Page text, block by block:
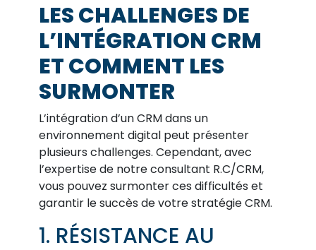
LES CHALLENGES DE
L’INTÉGRATION CRM
ET COMMENT LES
SURMONTER
L’intégration d’un CRM dans un
environnement digital peut présenter
plusieurs challenges. Cependant, avec
l’expertise de notre consultant R.C/CRM,
vous pouvez surmonter ces difficultés et
garantir le succès de votre stratégie CRM.
1. RÉSISTANCE AU